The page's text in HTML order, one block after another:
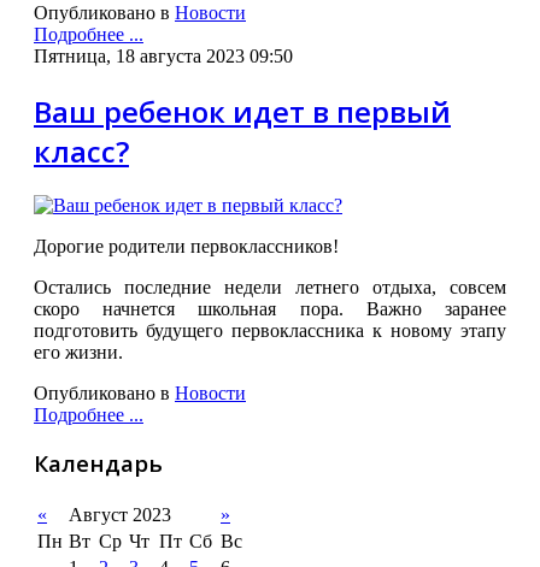
Опубликовано в Новости
Подробнее ...
Пятница, 18 августа 2023 09:50
Ваш ребенок идет в первый
класс?
Дорогие родители первоклассников!
Остались последние недели летнего отдыха, совсем
скоро начнется школьная пора. Важно заранее
подготовить будущего первоклассника к новому этапу
его жизни.
Опубликовано в Новости
Подробнее ...
Календарь
« Август 2023
»
Пн Вт Ср Чт Пт Сб Вс